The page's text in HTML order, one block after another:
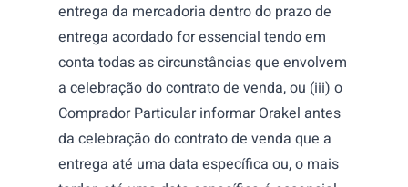
entrega da mercadoria dentro do prazo de
entrega acordado for essencial tendo em
conta todas as circunstâncias que envolvem
a celebração do contrato de venda, ou (iii) o
Comprador Particular informar Orakel antes
da celebração do contrato de venda que a
entrega até uma data específica ou, o mais